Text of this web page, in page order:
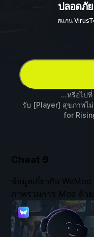
ปลอดภัย
สแกน
...หรือไปที่
รับ [Player] สุขภาพไ
for
Cheat 9
ข้อมูลเกี่ยวกับ WeMod
ภาพรวมการ Mod ด้วย